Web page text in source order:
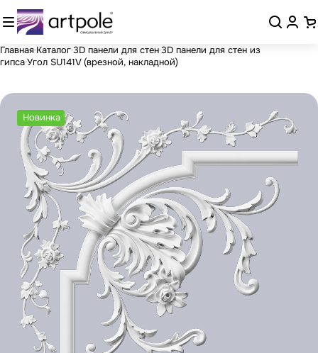
Главная Каталог3D панели для стен3D панели для стен из
гипсаУгол SU141V (врезной, накладной)
Новинка